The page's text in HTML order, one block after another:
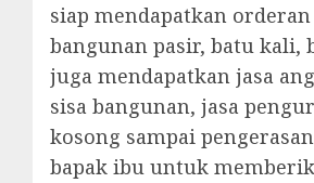
siap mendapatkan
bangunan pasir, batu kali,
juga mendapatkan jasa
sisa bangunan, jasa
kosong sampai
bapak ibu untuk